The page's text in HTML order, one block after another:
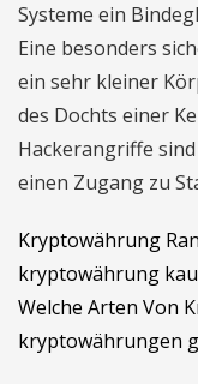
Systeme ein
Eine besonders
ein sehr kleiner
des Dochts einer
Hackerangriffe
einen Zugang zu
Kryptowährung
kryptowährung
Welche Arten Von
kryptowährungen